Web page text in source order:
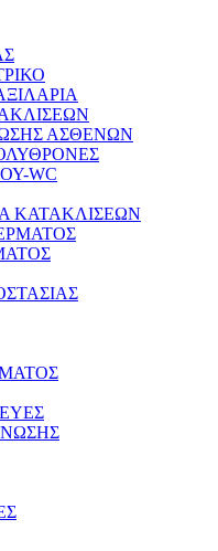
ΑΣΘΕΝΩΝ
WC
ΚΑΤΑΚΛΙΣΕΩΝ